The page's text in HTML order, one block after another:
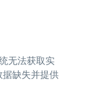
无法获取实
缺失并提供